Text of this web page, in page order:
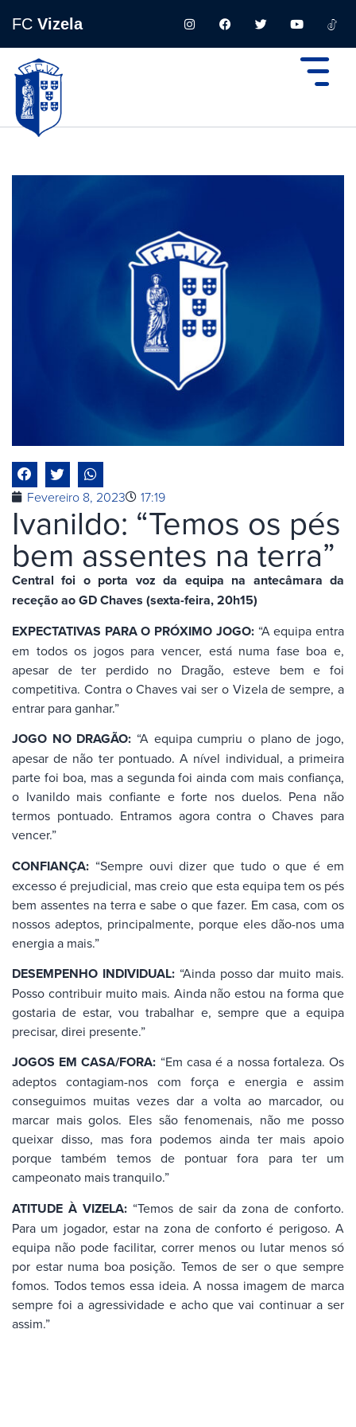
FC Vizela
Fevereiro 8, 2023 17:19
Ivanildo: “Temos os pés
bem assentes na terra”
Central foi o porta voz da equipa na antecâmara da
receção ao GD Chaves (sexta-feira, 20h15)
EXPECTATIVAS PARA O PRÓXIMO JOGO:“A equipa entra
em todos os jogos para vencer, está numa fase boa e,
apesar de ter perdido no Dragão, esteve bem e foi
competitiva. Contra o Chaves vai ser o Vizela de sempre, a
entrar para ganhar.”
JOGO NO DRAGÃO: “A equipa cumpriu o plano de jogo,
apesar de não ter pontuado. A nível individual, a primeira
parte foi boa, mas a segunda foi ainda com mais confiança,
o Ivanildo mais confiante e forte nos duelos. Pena não
termos pontuado. Entramos agora contra o Chaves para
vencer.”
CONFIANÇA: “Sempre ouvi dizer que tudo o que é em
excesso é prejudicial, mas creio que esta equipa tem os pés
bem assentes na terra e sabe o que fazer. Em casa, com os
nossos adeptos, principalmente, porque eles dão-nos uma
energia a mais.”
DESEMPENHO INDIVIDUAL:“Ainda posso dar muito mais.
Posso contribuir muito mais. Ainda não estou na forma que
gostaria de estar, vou trabalhar e, sempre que a equipa
precisar, direi presente.”
JOGOS EM CASA/FORA: “Em casa é a nossa fortaleza. Os
adeptos contagiam-nos com força e energia e assim
conseguimos muitas vezes dar a volta ao marcador, ou
marcar mais golos. Eles são fenomenais, não me posso
queixar disso, mas fora podemos ainda ter mais apoio
porque também temos de pontuar fora para ter um
campeonato mais tranquilo.”
ATITUDE À VIZELA:“Temos de sair da zona de conforto.
Para um jogador, estar na zona de conforto é perigoso. A
equipa não pode facilitar, correr menos ou lutar menos só
por estar numa boa posição. Temos de ser o que sempre
fomos. Todos temos essa ideia. A nossa imagem de marca
sempre foi a agressividade e acho que vai continuar a ser
assim.”